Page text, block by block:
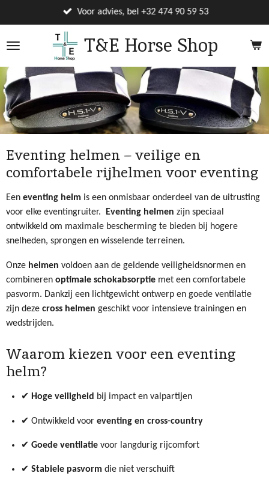
direct
naar
hoofdinhoud
T&E Horse Shop
Voor advies, bel +32 474 90 59 53
Eventing helmen – veilige en
comfortabele rijhelmen voor eventing
Een eventing helm is een onmisbaar onderdeel van de uitrusting
voor elke eventingruiter. Eventing helmen zijn speciaal
ontwikkeld om maximale bescherming te bieden bij hogere
snelheden, sprongen en wisselende terreinen.
Onze helmen voldoen aan de geldende veiligheidsnormen en
combineren optimale schokabsorptie met een comfortabele
pasvorm. Dankzij een lichtgewicht ontwerp en goede ventilatie
zijn deze cross helmen geschikt voor intensieve trainingen en
wedstrijden.
Waarom kiezen voor een eventing
helm?
✔ Hoge veiligheid bij impact en valpartijen
✔ Ontwikkeld voor eventing en cross-country
✔ Goede ventilatievoor langdurig rijcomfort
✔ Stabiele pasvormdie niet verschuift